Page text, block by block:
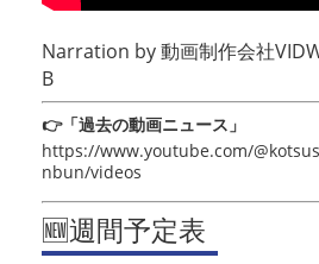
Narration by動画制作会社
B
👉「過去の動画ニュース」
https://www.youtube.com/
nbun/videos
🆕週間予定表